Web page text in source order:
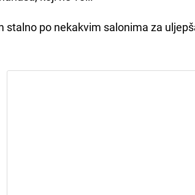
stalno po nekakvim salonima za